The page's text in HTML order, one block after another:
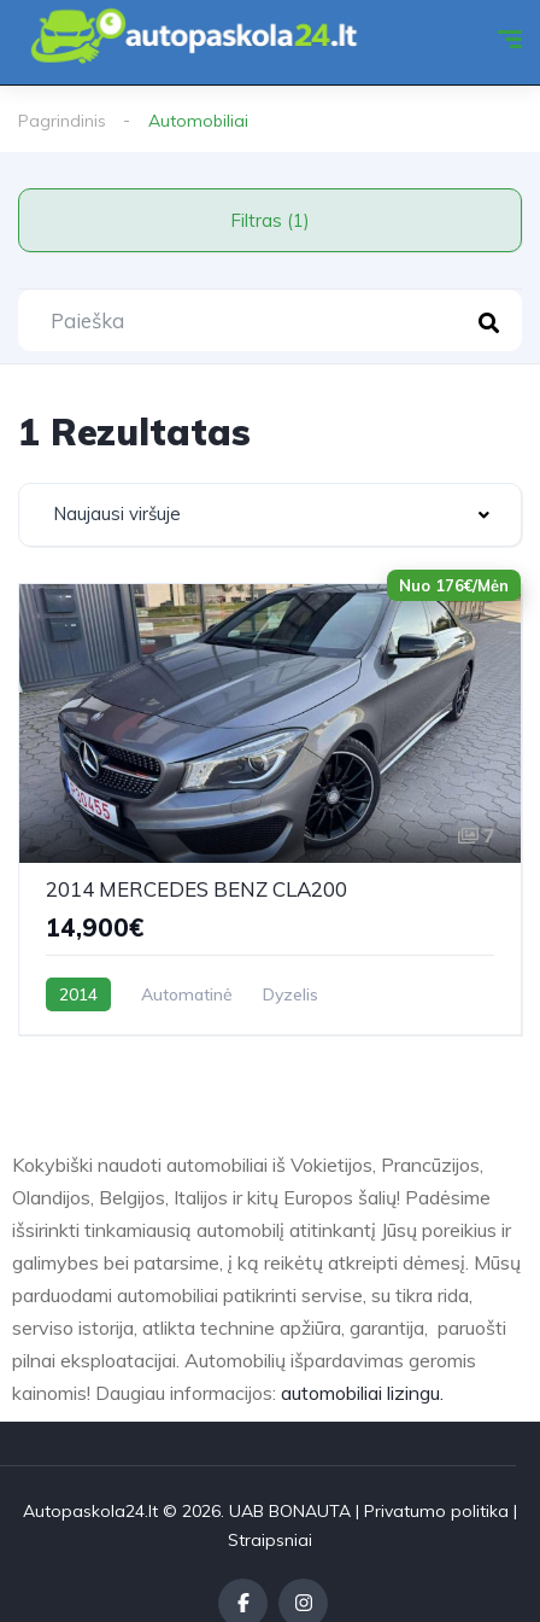
Pagrindinis Automobiliai
Filtras (1)
1 Rezultatas
Naujausi viršuje
Nuo 176€/Mėn
7
2014 MERCEDES BENZ CLA200
14,900€
2014 Automatinė Dyzelis
Kokybiški naudoti automobiliai iš Vokietijos, Prancūzijos,
Olandijos, Belgijos, Italijos ir kitų Europos šalių! Padėsime
išsirinkti tinkamiausią automobilį atitinkantį Jūsų poreikius ir
galimybes bei patarsime, į ką reikėtų atkreipti dėmesį. Mūsų
parduodami automobiliai patikrinti servise, su tikra rida,
serviso istorija, atlikta technine apžiūra, garantija, paruošti
pilnai eksploatacijai. Automobilių išpardavimas geromis
kainomis! Daugiau informacijos: automobiliai lizingu.
Autopaskola24.lt © 2026. UAB BONAUTA | Privatumo politika |
Straipsniai